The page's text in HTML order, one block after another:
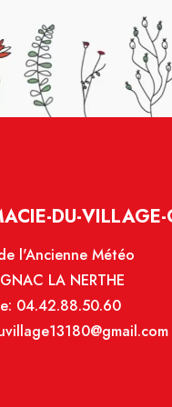
DU-
l'Ancienne Météo
LA NERTHE
04.42.88.50.60